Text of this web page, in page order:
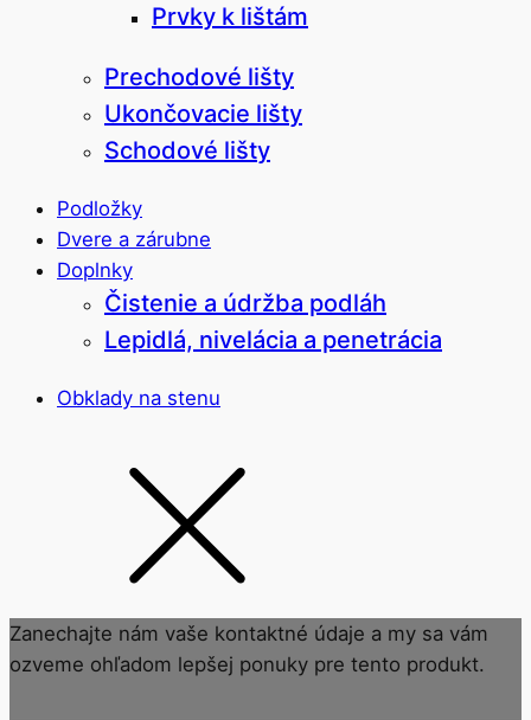
Prvky k lištám
Prechodové lišty
Ukončovacie lišty
Schodové lišty
Podložky
Dvere a zárubne
Doplnky
Čistenie a údržba podláh
Lepidlá, nivelácia a penetrácia
Obklady na stenu
Zanechajte nám vaše kontaktné údaje a my sa vám
ozveme ohľadom lepšej ponuky pre tento produkt.